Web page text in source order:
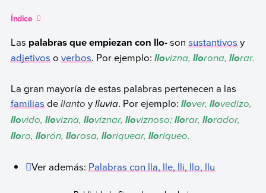
Índice
Las palabras que empiezan con llo-sonsustantivosy
adjetivosoverbos. Por ejemplo: llovizna, llorona, llorar.
La gran mayoría de estas palabras pertenecen a las
familiasdellanto ylluvia. Por ejemplo: llover, llovedizo,
llovido, llovizna, lloviznar, lloviznoso; llorar, llorador,
lloro, llorón, llorosa, lloriquear, lloriqueo.
Ver además:Palabras con lla, lle, lli, llo, llu